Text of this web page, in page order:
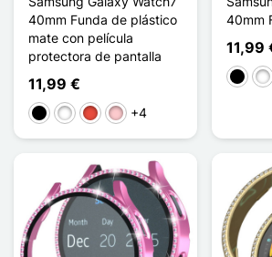
40mm Funda de plástico
mate con película
protectora de pantalla
11,99 €
NegroBlancoRojoRosa+4
40mm
11,99
Negro